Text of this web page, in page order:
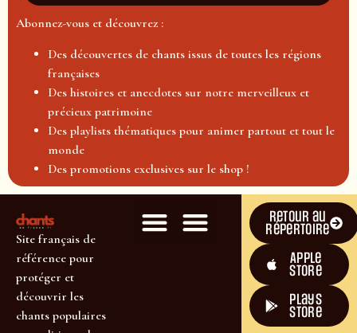
Abonnez-vous et découvrez :
Des découvertes de chants issus de toutes les régions
françaises
Des histoires et anecdotes sur notre merveilleux et
précieux patrimoine
Des playlists thématiques pour animer partout et tout le
monde
Des promotions exclusives sur le shop !
Site français de
référence pour
protéger et
découvrir les
chants populaires
Retour au
répertoire
Apple
Store
plays
store